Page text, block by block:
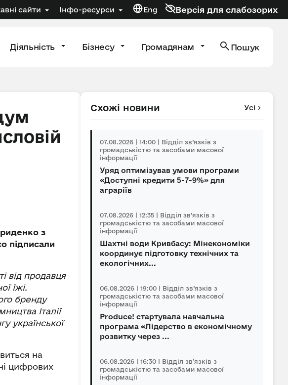
сайти Інфо-ресурси Eng Версія для слабозорих
Діяльність Бізнесу Громадянам Пошук
з
підписали
від продавця
їжі.
бренду
Італії
української
на
цифрових
Схожі новини Усі
07.08.2026 | 14:00 | Відділ зв’язків з
громадськістю та засобами масової
інформації
Уряд оптимізував умови програми
«Доступні кредити 5-7-9%» для
аграріїв
07.08.2026 | 12:35 | Відділ зв’язків з
громадськістю та засобами масової
інформації
Шахтні води Кривбасу: Мінекономіки
координує підготовку технічних та
екологічних...
06.08.2026 | 19:00 | Відділ зв’язків з
громадськістю та засобами масової
інформації
Produce! стартувала навчальна
програма «Лідерство в економічному
розвитку через ...
06.08.2026 | 16:30 | Відділ зв’язків з
громадськістю та засобами масової
інформації